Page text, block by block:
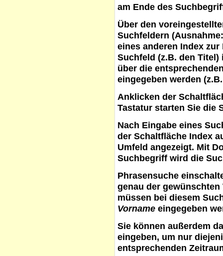
am Ende des
Über den
Suchfeldern
eines anderen Index
Suchfeld (z.B. den
über die
eingegeben werden
Anklicken der
Tastatur starten Sie die
Nach Eingabe eines
der Schaltfläche Index
Umfeld angezeigt. Mit
Suchbegriff wird die
Phrasensuche
genau der
müssen bei diesem
Vorname eingegeben
Sie können außerdem
eingeben, um nur
entsprechenden